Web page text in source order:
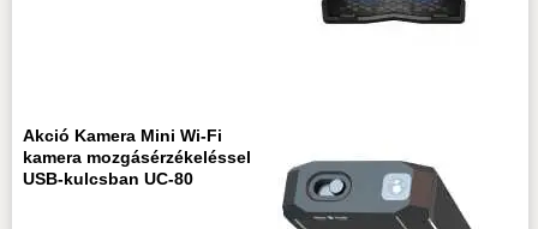
Akció Kamera Mini Wi-Fi
kamera mozgásérzékeléssel
USB-kulcsban UC-80